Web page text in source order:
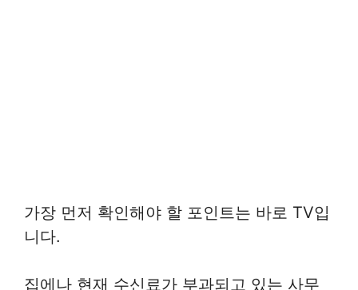
가장 먼저 확인해야 할 포인트는 바로 TV입
니다.
집에나 현재 수신료가 부과되고 있는 사무